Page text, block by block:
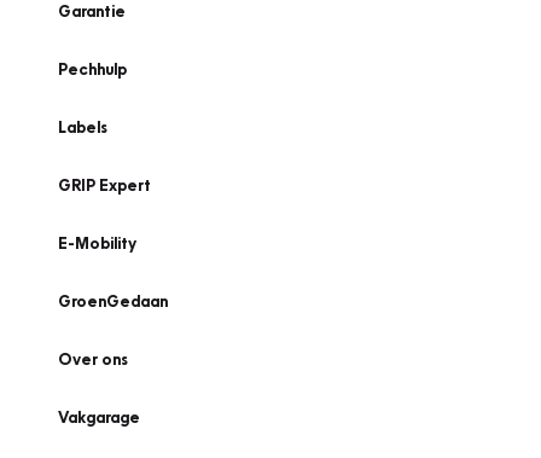
Garantie
Pechhulp
Labels
GRIP Expert
E-Mobility
GroenGedaan
Over ons
Vakgarage